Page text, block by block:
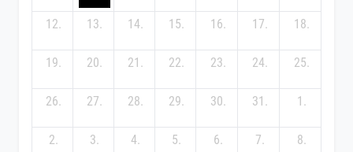
12. 13. 14. 15. 16. 17. 18.
19. 20. 21. 22. 23. 24. 25.
26. 27. 28. 29. 30. 31. 1.
2. 3. 4. 5. 6. 7. 8.